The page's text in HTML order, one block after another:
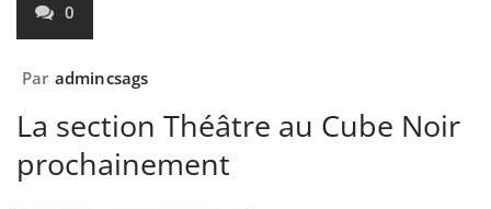
0
Par admincsags
La section Théâtre au Cube Noir
prochainement